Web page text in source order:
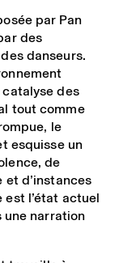
par Pan
des
danseurs.
des
tout comme
le
esquisse un
de
d’instances
est l’état actuel
une narration